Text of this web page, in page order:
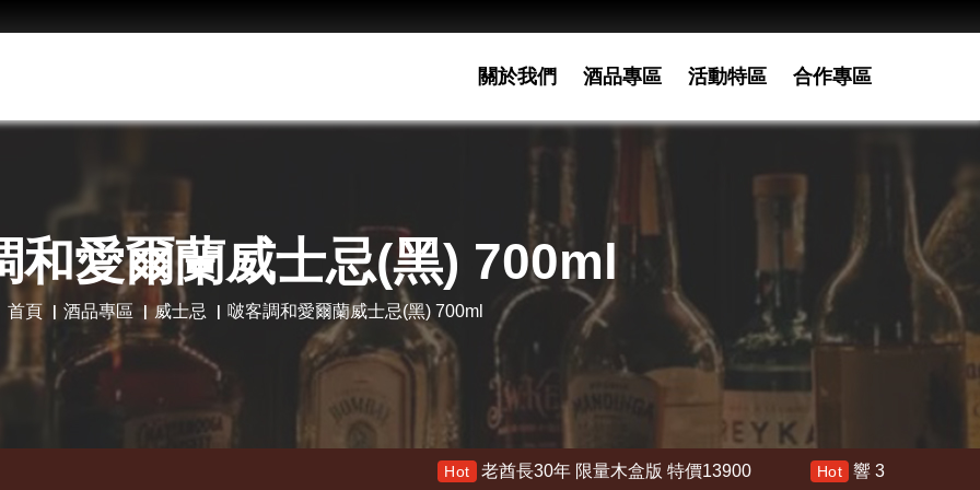
關於我們 酒品專區 活動特區 合作專區
和愛爾蘭威士忌(黑) 700ml
首頁 酒品專區 威士忌 啵客調和愛爾蘭威士忌(黑) 700ml
老酋長30年 限量木盒版 特價13900 Hot 響 30年 特價 178000